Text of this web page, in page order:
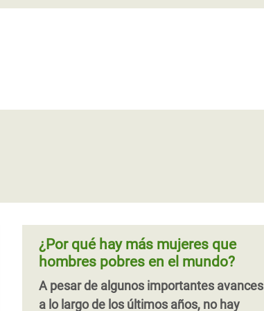
todas las personas, no sólo de las élites.
¿Por qué hay más mujeres que
hombres pobres en el mundo?
A pesar de algunos importantes avances
a lo largo de los últimos años, no hay